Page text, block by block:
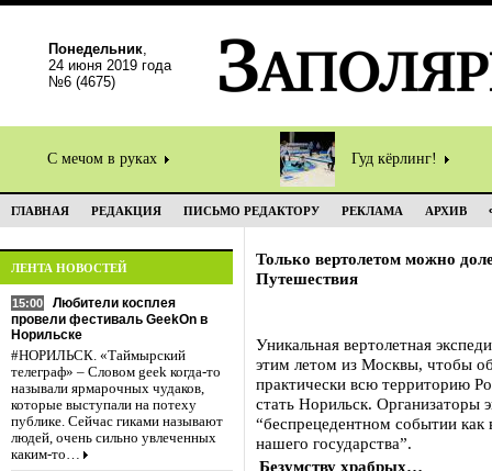
Понедельник,
24 июня 2019 года
№6 (4675)
С мечом в руках Гуд кёрлинг!
ГЛАВНАЯ РЕДАКЦИЯ ПИСЬМО РЕДАКТОРУ РЕКЛАМА АРХИВ
ЛЕНТА НОВОСТЕЙ
15:00
Любители косплея
провели фестиваль GeekOn в
Норильске
#НОРИЛЬСК. «Таймырский
телеграф» – Словом geek когда-то
называли ярмарочных чудаков,
которые выступали на потеху
публике. Сейчас гиками называют
людей, очень сильно увлеченных
каким-то…
Только вертолетом можно
Путешествия
Уникальная вертолетная
этим летом из Москвы, чтобы
практически всю территорию
стать Норильск. Организаторы
“беспрецедентном событии
нашего государства”.
Безумству храбрых…